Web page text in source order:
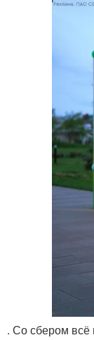
. Со сбером всё